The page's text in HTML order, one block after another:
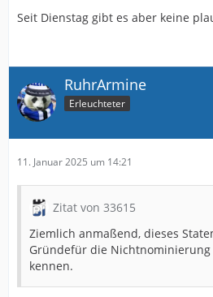
Seit Dienstag gibt es aber keine
RuhrArmine
Erleuchteter
11. Januar 2025 um 14:21
Zitat von 33615
Ziemlich anmaßend, dieses
Gründefür die
kennen.